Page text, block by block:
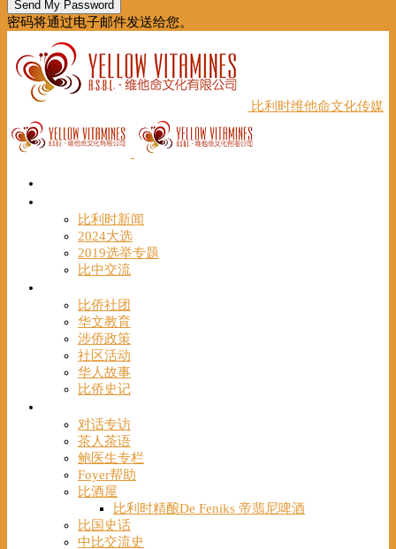
密码将通过电子邮件发送给您。
比利时维他命文化传媒
比利时新闻
2024大选
2019选举专题
比中交流
比侨社团
华文教育
涉侨政策
社区活动
华人故事
比侨史记
对话专访
茶人茶语
鲍医生专栏
Foyer帮助
比酒屋
比利时精酿De Feniks 帝翡尼啤酒
比国史话
中比交流史